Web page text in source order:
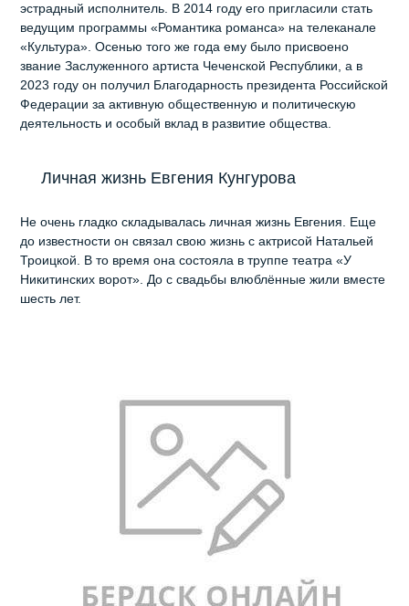
эстрадный исполнитель. В 2014 году его пригласили стать
ведущим программы «Романтика романса» на телеканале
«Культура». Осенью того же года ему было присвоено
звание Заслуженного артиста Чеченской Республики, а в
2023 году он получил Благодарность президента Российской
Федерации за активную общественную и политическую
деятельность и особый вклад в развитие общества.
Личная жизнь Евгения Кунгурова
Не очень гладко складывалась личная жизнь Евгения. Еще
до известности он связал свою жизнь с актрисой Натальей
Троицкой. В то время она состояла в труппе театра «У
Никитинских ворот». До с свадьбы влюблённые жили вместе
шесть лет.